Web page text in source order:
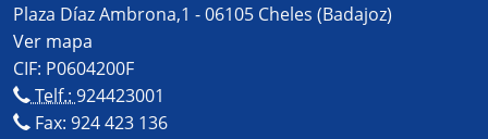
Plaza Díaz Ambrona,1 - 06105 Cheles (Badajoz)
Ver mapa
CIF: P0604200F
Telf.: 924423001
Fax: 924 423 136